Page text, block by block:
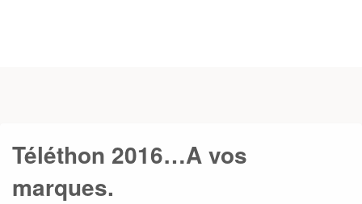
Téléthon 2016…A vos
marques.